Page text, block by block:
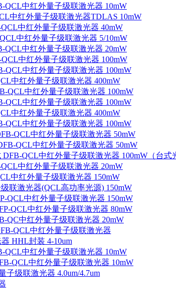
QCL中红外量子级联激光器 10mW
中红外量子级联激光器TDLAS 10mW
中红外量子级联激光器 40mW
中红外量子级联激光器 5/10mW
QCL中红外量子级联激光器 20mW
中红外量子级联激光器 100mW
QCL中红外量子级联激光器 100mW
中红外量子级联激光器 400mW
QCL中红外量子级联激光器 100mW
QCL中红外量子级联激光器 100mW
中红外量子级联激光器 400mW
QCL中红外量子级联激光器 100mW
QCL中红外量子级联激光器 50mW
QCL中红外量子级联激光器 50mW
QCL中红外量子级联激光器 100mW（台式
中红外量子级联激光器 20mW
中红外量子级联激光器 150mW
联激光器(QCL高功率光源) 150mW
QCL中红外量子级联激光器 150mW
QCL中红外量子级联激光器 80mW
QC中红外量子级联激光器 20mW
QCL中红外量子级联激光器
HHL封装 4-10um
QCL中红外量子级联激光器 10mW
QCL中红外量子级联激光器 10mW
子级联激光器 4.0um/4.7um